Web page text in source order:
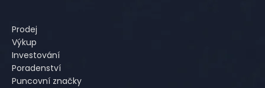
Prodej
Výkup
Investování
Poradenství
Puncovní značky